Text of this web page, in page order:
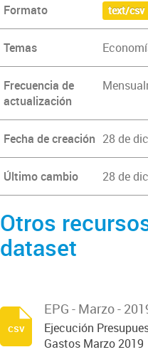
Formato text/csv
Temas
Frecuencia de
actualización
Fecha de creación 28 de
Último cambio 28 de
Otros
dataset
EPG - Marzo -
Ejecución
Gastos Marzo 2019
csv